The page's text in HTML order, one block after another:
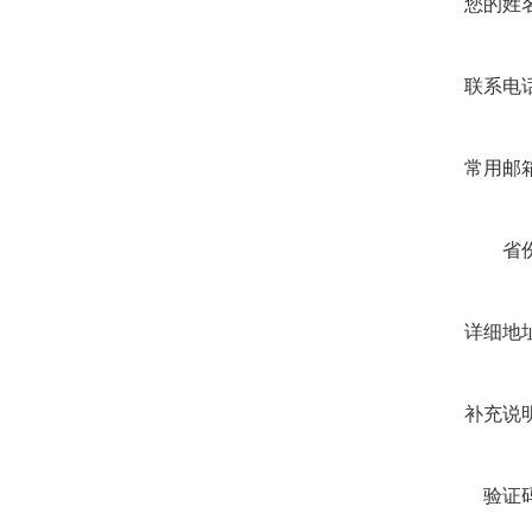
您的姓名
联系电话
常用邮箱
省份
详细地址
补充说明
验证码